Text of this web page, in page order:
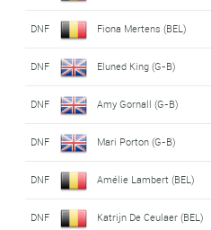
DNF Fiona Mertens (BEL)
DNF Eluned King (G-B)
DNF Amy Gornall (G-B)
DNF Mari Porton (G-B)
DNF Amélie Lambert (BEL)
DNF Katrijn De Ceulaer (BEL)